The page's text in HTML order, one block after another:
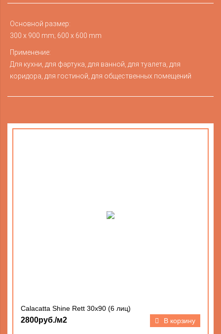
Основной размер:
300 x 900 mm; 600 x 600 mm
Применение:
Для кухни, для фартука, для ванной, для туалета, для
коридора, для гостиной, для общественных помещений
Calacatta Shine Rett 30х90 (6 лиц)
2800руб./м2 В корзину